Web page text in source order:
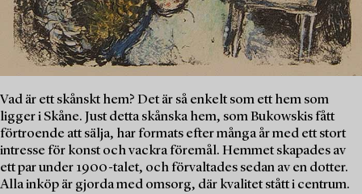
Vad är ett skånskt hem? Det är så enkelt som ett hem som
ligger i Skåne. Just detta skånska hem, som Bukowskis fått
förtroende att sälja, har formats efter många år med ett stort
intresse för konst och vackra föremål. Hemmet skapades av
ett par under 1900-talet, och förvaltades sedan av en dotter.
Alla inköp är gjorda med omsorg, där kvalitet stått i centrum.